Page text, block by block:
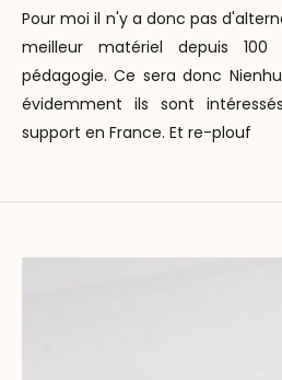
Pour moi il n'y a donc pas
meilleur matériel depuis
pédagogie. Ce sera donc
évidemment ils sont
support en France. Et re-plouf